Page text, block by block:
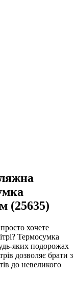
(25635)
хочете
Термосумка
яких подорожах
дозволяє брати з
до невеликого